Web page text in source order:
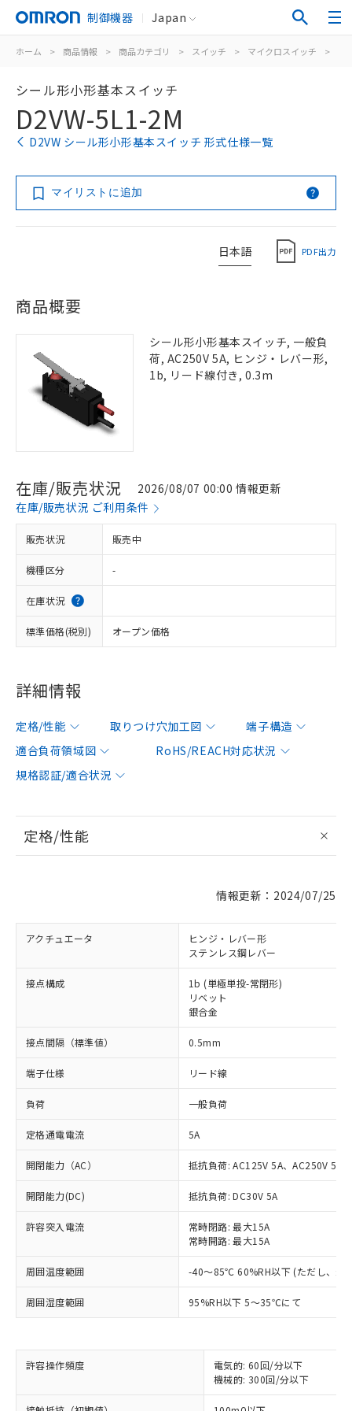
制御機器 Japan
ホーム > 商品情報 > 商品カテゴリ > スイッチ > マイクロスイッチ >
シール形小形基本スイッチ
D2VW-5L1-2M
D2VW シール形小形基本スイッチ 形式仕様一覧
マイリストに追加
日本語 PDF出力
商品概要
シール形小形基本スイッチ, 一般負
荷, AC250V 5A, ヒンジ・レバー形,
1b, リード線付き, 0.3m
在庫/販売状況
2026/08/07 00:00 情報更新
在庫/販売状況 ご利用条件
販売状況 販売中
機種区分 -
在庫状況
標準価格(税別) オープン価格
詳細情報
定格/性能 取りつけ穴加工図
端子構造
適合負荷領域図
RoHS/REACH対応状況
規格認証/適合状況
定格/性能
情報更新：2024/07/25
アクチュエータ
ヒンジ・レバー形
ステンレス鋼レバー
接点構成
1b (単極単投-常閉形)
リベット
銀合金
接点間隔（標準値） 0.5mm
端子仕様 リード線
負荷 一般負荷
定格通電電流 5A
開閉能力（AC） 抵抗負荷: AC125V 5A、AC250V 5A
開閉能力(DC) 抵抗負荷: DC30V 5A
許容突入電流
常時閉路: 最大15A
常時開路: 最大15A
周囲温度範囲 -40～85℃ 60%RH以下 (ただし、氷
周囲湿度範囲 95%RH以下 5～35℃にて
許容操作頻度
電気的: 60回/分以下
機械的: 300回/分以下
以下の条件をお読みいただき、同意のうえ
対応済み：EU RoHS指令（10物質）の
非含有に対応した製品が提供可能な商品で
す。
対応予定：EU RoHS指令（10物質）の非含
対応予定なし：EU RoHS指令（10物質）の
非含有に非対応の商品で、対応品を出す予
定はありません。